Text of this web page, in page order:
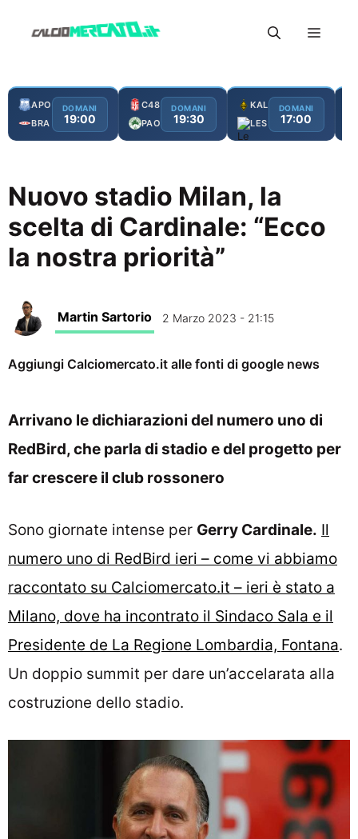
Menu
APO
BRA
DOMANI
19:00
C48
PAO
DOMANI
19:30
KAL
LES
DOMANI
17:00
Nuovo stadio Milan, la
scelta di Cardinale: “Ecco
la nostra priorità”
Martin Sartorio 2 Marzo 2023 - 21:15
Aggiungi Calciomercato.it alle fonti di google news
Arrivano le dichiarazioni del numero uno di
RedBird, che parla di stadio e del progetto per
far crescere il club rossonero
Sono giornate intense per Gerry Cardinale. Il
numero uno di RedBird ieri – come vi abbiamo
raccontato su Calciomercato.it – ieri è stato a
Milano, dove ha incontrato il Sindaco Sala e il
Presidente de La Regione Lombardia, Fontana.
Un doppio summit per dare un’accelarata alla
costruzione dello stadio.